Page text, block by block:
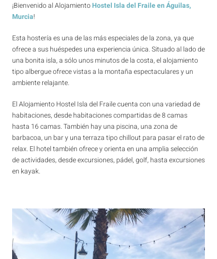
¡Bienvenido al AlojamientoHostel Isla del Fraile en Águilas,
Murcia!
Esta hostería es una de las más especiales de la zona, ya que
ofrece a sus huéspedes una experiencia única. Situado al lado de
una bonita isla, a sólo unos minutos de la costa, el alojamiento
tipo albergue ofrece vistas a la montaña espectaculares y un
ambiente relajante.
El Alojamiento Hostel Isla del Fraile cuenta con una variedad de
habitaciones, desde habitaciones compartidas de 8 camas
hasta 16 camas. También hay una piscina, una zona de
barbacoa, un bar y una terraza tipo chillout para pasar el rato de
relax. El hotel también ofrece y orienta en una amplia selección
de actividades, desde excursiones, pádel, golf, hasta excursiones
en kayak.